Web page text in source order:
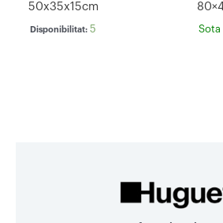
Disponibilitat: 5
50x35x15cm
Sota